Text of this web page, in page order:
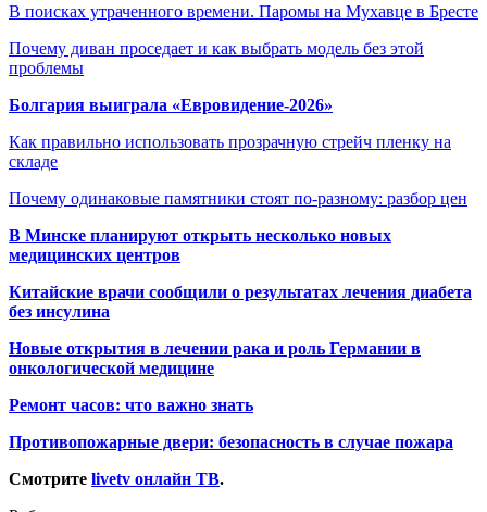
В поисках утраченного времени. Паромы на Мухавце в Бресте
Почему диван проседает и как выбрать модель без этой
проблемы
Болгария выиграла «Евровидение-2026»
Как правильно использовать прозрачную стрейч пленку на
складе
Почему одинаковые памятники стоят по-разному: разбор цен
В Минске планируют открыть несколько новых
медицинских центров
Китайские врачи сообщили о результатах лечения диабета
без инсулина
Новые открытия в лечении рака и роль Германии в
онкологической медицине
Ремонт часов: что важно знать
Противопожарные двери: безопасность в случае пожара
Смотрите livetv онлайн ТВ.